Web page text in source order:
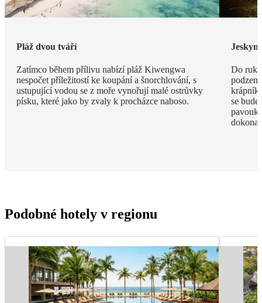
Pláž dvou tváří
Zatímco během přílivu nabízí pláž Kiwengwa
nespočet příležitostí ke koupání a šnorchlování, s
ustupující vodou se z moře vynořují malé ostrůvky
písku, které jako by zvaly k procházce naboso.
Do
se
Podobné hotely v regionu